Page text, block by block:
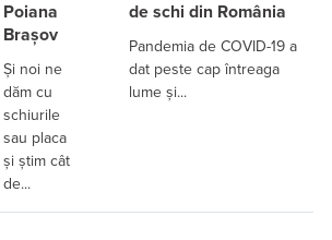
Poiana
Brașov
Și noi ne
dăm cu
schiurile
sau placa
și știm cât
de...
de schi din România
Pandemia de COVID-19 a
dat peste cap întreaga
lume și...